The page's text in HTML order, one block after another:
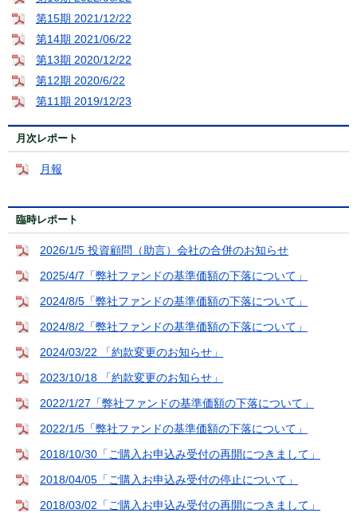
第15期 2021/12/22
第14期 2021/06/22
第13期 2020/12/22
第12期 2020/6/22
第11期 2019/12/23
月次レポート
月報
臨時レポート
2026/1/5 投資顧問（助言）会社の合併のお知らせ
2025/4/7「弊社ファンドの基準価額の下落について」
2024/8/5「弊社ファンドの基準価額の下落について」
2024/8/2「弊社ファンドの基準価額の下落について」
2024/03/22 「約款変更のお知らせ」
2023/10/18 「約款変更のお知らせ」
2022/1/27「弊社ファンドの基準価額の下落について」
2022/1/5「弊社ファンドの基準価額の下落について」
2018/10/30「ご購入お申込み受付の再開につきまして」
2018/04/05「ご購入お申込み受付の停止について」
2018/03/02「ご購入お申込み受付の再開につきまして」